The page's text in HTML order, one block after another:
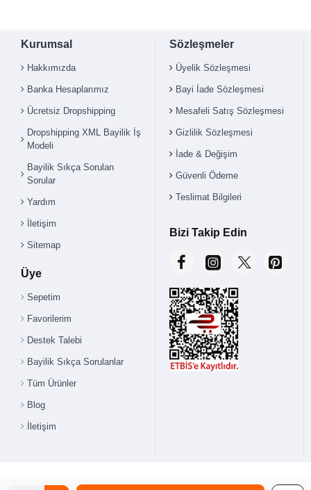
Kurumsal
Hakkımızda
Banka Hesaplarımız
Ücretsiz Dropshipping
Dropshipping XML Bayilik İş
Modeli
Bayilik Sıkça Sorulan
Sorular
Yardım
İletişim
Sitemap
Üye
Sepetim
Favorilerim
Destek Talebi
Bayilik Sıkça Sorulanlar
Tüm Ürünler
Blog
İletişim
Sözleşmeler
Üyelik Sözleşmesi
Bayi İade Sözleşmesi
Mesafeli Satış Sözleşmesi
Gizlilik Sözleşmesi
İade & Değişim
Güvenli Ödeme
Teslimat Bilgileri
Bizi Takip Edin